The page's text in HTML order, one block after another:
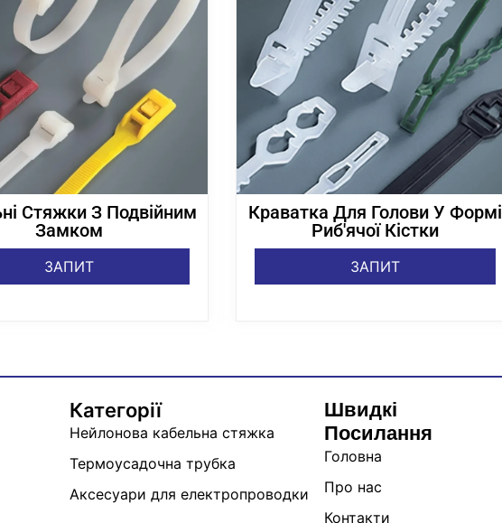
Стяжки З Подвійним
Замком
ЗАПИТ
Краватка Для Голови У Формі
Риб'ячої Кістки
ЗАПИТ
Категорії
Нейлонова кабельна стяжка
Термоусадочна трубка
Аксесуари для електропроводки
Швидкі
Посилання
Головна
Про нас
Контакти